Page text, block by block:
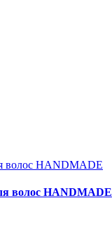
волос HANDMADE